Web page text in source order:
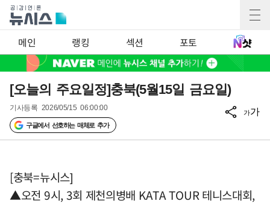
메인 랭킹 섹션 포토
[오늘의 주요일정]충북(5월15일 금요일)
기사등록 2026/05/15 06:00:00
구글에서 선호하는 매체로 추가
가가
[충북=뉴시스]
▲오전 9시, 3회 제천의병배 KATA TOUR 테니스대회,